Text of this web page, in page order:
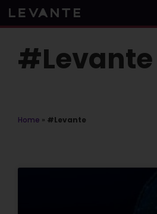
Skip
to
#Levante
Home » #Levante